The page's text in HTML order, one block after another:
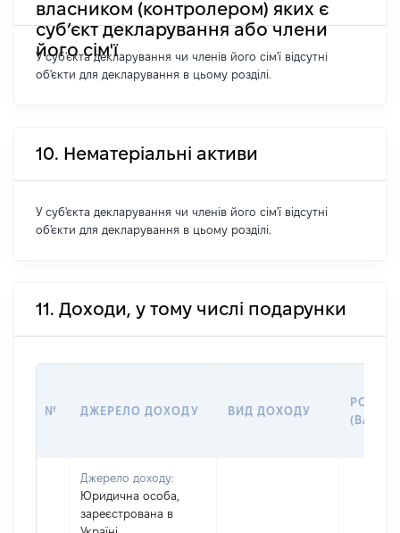
власником (контролером) яких є
суб’єкт декларування або члени
його сім'ї
У суб'єкта декларування чи членів його сім'ї відсутні
об'єкти для декларування в цьому розділі.
10. Нематеріальні активи
У суб'єкта декларування чи членів його сім'ї відсутні
об'єкти для декларування в цьому розділі.
11. Доходи, у тому числі подарунки
№ ДЖЕРЕЛО ДОХОДУ ВИД ДОХОДУ
РОЗМІР
Джерело доходу:
Юридична особа,
зареєстрована в